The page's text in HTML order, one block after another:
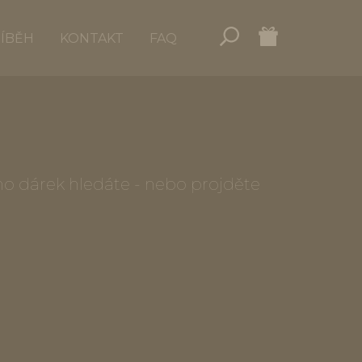
dárek hledáte - nebo projděte
KONTAKT FAQ